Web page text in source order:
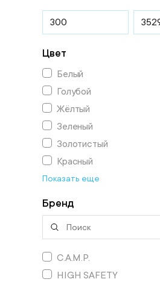
Цвет
Белый
Голубой
Жёлтый
Зеленый
Золотистый
Красный
Показать еще
Бренд
C.A.M.P.
HIGH SAFETY